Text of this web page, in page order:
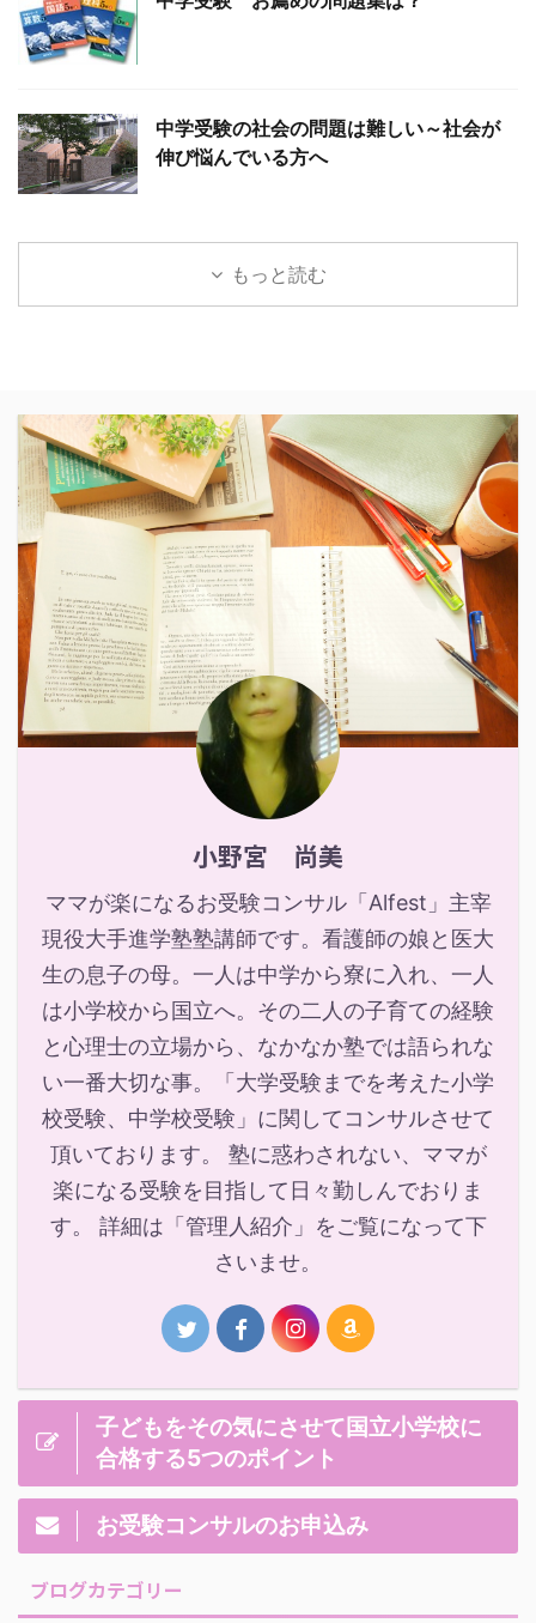
中学受験の社会の問題は難しい～社会が
伸び悩んでいる方へ
もっと読む
小野宮 尚美
ママが楽になるお受験コンサル「Alfest」主宰
現役大手進学塾塾講師です。看護師の娘と医大
生の息子の母。一人は中学から寮に入れ、一人
は小学校から国立へ。その二人の子育ての経験
と心理士の立場から、なかなか塾では語られな
い一番大切な事。「大学受験までを考えた小学
校受験、中学校受験」に関してコンサルさせて
頂いております。 塾に惑わされない、ママが
楽になる受験を目指して日々勤しんでおりま
す。 詳細は「管理人紹介」をご覧になって下
さいませ。
子どもをその気にさせて国立小学校に
合格する5つのポイント
お受験コンサルのお申込み
ブログカテゴリー